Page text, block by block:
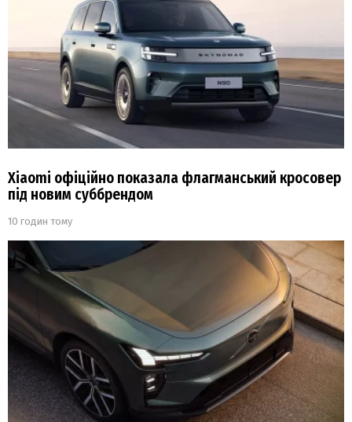
Xiaomi офіційно показала флагманський кросовер
під новим суббрендом
10 годин тому